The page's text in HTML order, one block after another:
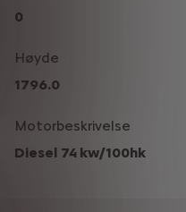
0
Høyde
1796.0
Motorbeskrivelse
Diesel 74 kw/100hk